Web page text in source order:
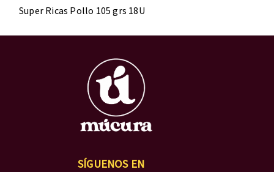
Super Ricas Pollo 105 grs 18U
SÍGUENOS EN